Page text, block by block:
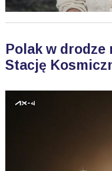
Polak w drodze
Stację